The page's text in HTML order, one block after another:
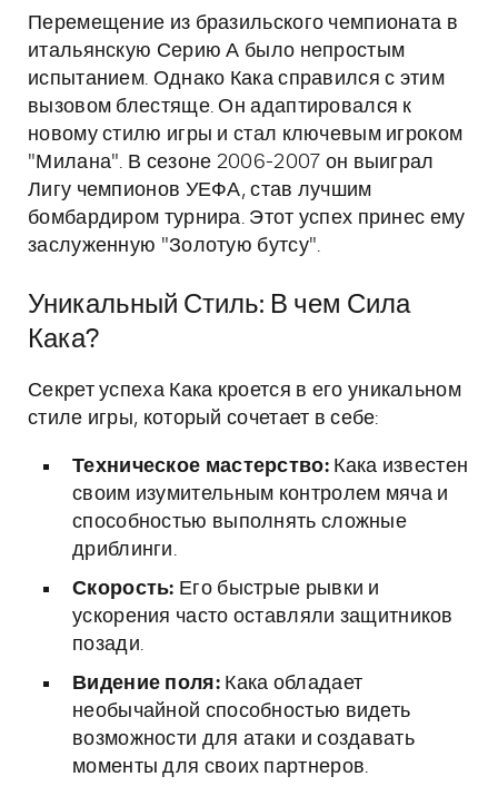
Перемещение из бразильского чемпионата в
итальянскую Серию А было непростым
испытанием. Однако Кака справился с этим
вызовом блестяще. Он адаптировался к
новому стилю игры и стал ключевым игроком
"Милана". В сезоне 2006-2007 он выиграл
Лигу чемпионов УЕФА, став лучшим
бомбардиром турнира. Этот успех принес ему
заслуженную "Золотую бутсу".
Уникальный Стиль: В чем Сила
Кака?
Секрет успеха Кака кроется в его уникальном
стиле игры, который сочетает в себе:
Техническое мастерство:Кака известен
своим изумительным контролем мяча и
способностью выполнять сложные
дриблинги.
Скорость: Его быстрые рывки и
ускорения часто оставляли защитников
позади.
Видение поля:Кака обладает
необычайной способностью видеть
возможности для атаки и создавать
моменты для своих партнеров.